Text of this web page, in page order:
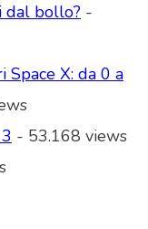
dal bollo? -
Space X: da 0 a
- 53.168 views